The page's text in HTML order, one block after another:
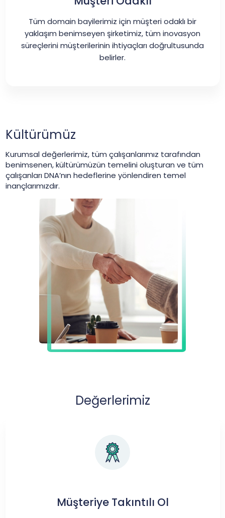
Tüm domain bayilerimiz için müşteri odaklı bir
yaklaşım benimseyen şirketimiz, tüm inovasyon
süreçlerini müşterilerinin ihtiyaçları doğrultusunda
belirler.
Kültürümüz
Kurumsal değerlerimiz, tüm çalışanlarımız tarafından
benimsenen, kültürümüzün temelini oluşturan ve tüm
çalışanları DNA’nın hedeflerine yönlendiren temel
inançlarımızdır.
Değerlerimiz
Müşteriye Takıntılı Ol